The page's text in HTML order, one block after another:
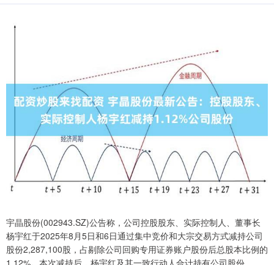
宇晶股份(002943.SZ)公告称，公司控股股东、实际控制人、董事长
杨宇红于2025年8月5日和6日通过集中竞价和大宗交易方式减持公司
股份2,287,100股，占剔除公司回购专用证券账户股份后总股本比例的